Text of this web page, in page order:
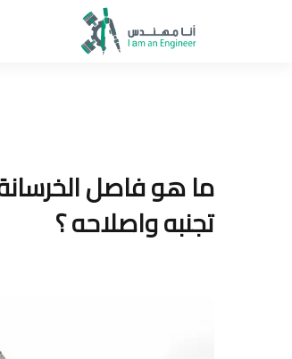
ما هو فاصل
تجنبه واصلاحه ؟